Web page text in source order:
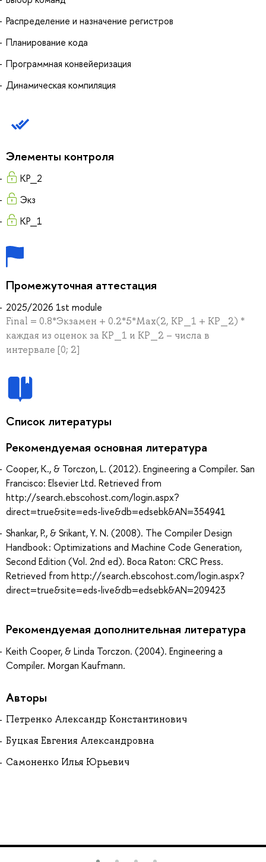
Распределение и назначение регистров
Планирование кода
Программная конвейеризация
Динамическая компиляция
Элементы контроля
КР_2
Экз
КР_1
Промежуточная аттестация
2025/2026 1st module
Final = 0.8*Экзамен + 0.2*5*Max(2, КР_1 + КР_2) *
каждая из оценок за КР_1 и КР_2 – числа в
интервале [0; 2]
Список литературы
Рекомендуемая основная литература
Cooper, K., & Torczon, L. (2012). Engineering a Compiler. San
Francisco: Elsevier Ltd. Retrieved from
http://search.ebscohost.com/login.aspx?
direct=true&site=eds-live&db=edsebk&AN=354941
Shankar, P., & Srikant, Y. N. (2008). The Compiler Design
Handbook : Optimizations and Machine Code Generation,
Second Edition (Vol. 2nd ed). Boca Raton: CRC Press.
Retrieved from http://search.ebscohost.com/login.aspx?
direct=true&site=eds-live&db=edsebk&AN=209423
Рекомендуемая дополнительная литература
Keith Cooper, & Linda Torczon. (2004). Engineering a
Compiler. Morgan Kaufmann.
Авторы
Петренко Александр Константинович
Буцкая Евгения Александровна
Самоненко Илья Юрьевич